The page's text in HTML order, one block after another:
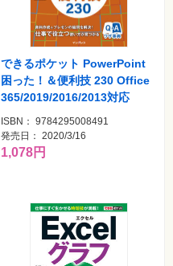
できるポケット PowerPoint
困った！＆便利技 230 Office
365/2019/2016/2013対応
ISBN： 9784295008491
発売日： 2020/3/16
1,078円